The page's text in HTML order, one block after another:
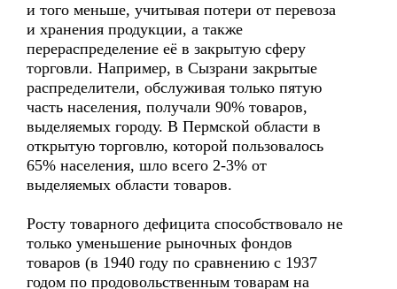
и того меньше, учитывая потери от перевоза
и хранения продукции, а также
перераспределение её в закрытую сферу
торговли. Например, в Сызрани закрытые
распределители, обслуживая только пятую
часть населения, получали 90% товаров,
выделяемых городу. В Пермской области в
открытую торговлю, которой пользовалось
65% населения, шло всего 2-3% от
выделяемых области товаров.
Росту товарного дефицита способствовало не
только уменьшение рыночных фондов
товаров (в 1940 году по сравнению с 1937
годом по продовольственным товарам на